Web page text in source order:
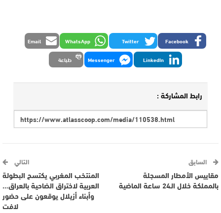
Facebook
Twitter
WhatsApp
Email
LinkedIn
Messenger طباعة
رابط المشاركة :
السابق
مقاييس الأمطار المسجلة
بالمملكة خلال الـ24 ساعة الماضية
التالي
المنتخب المغربي يكتسح البطولة
العربية لاختراق الضاحية بالعراق…
وأبناء أزيلال يوقعون على حضور
لافت